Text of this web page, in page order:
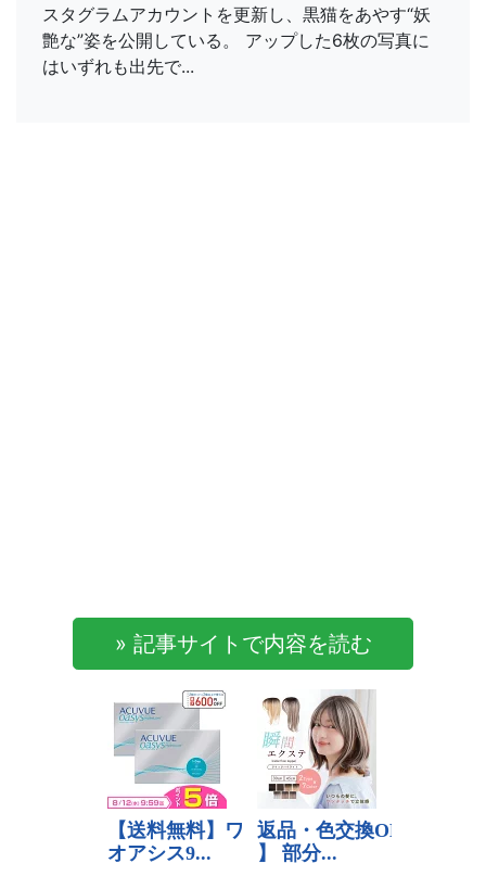
スタグラムアカウントを更新し、黒猫をあやす“妖
艶な”姿を公開している。 アップした6枚の写真に
はいずれも出先で...
» 記事サイトで内容を読む